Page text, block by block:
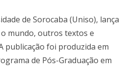
de Sorocaba (Uniso), lança
mundo, outros textos e
publicação foi produzida em
de Pós-Graduação em